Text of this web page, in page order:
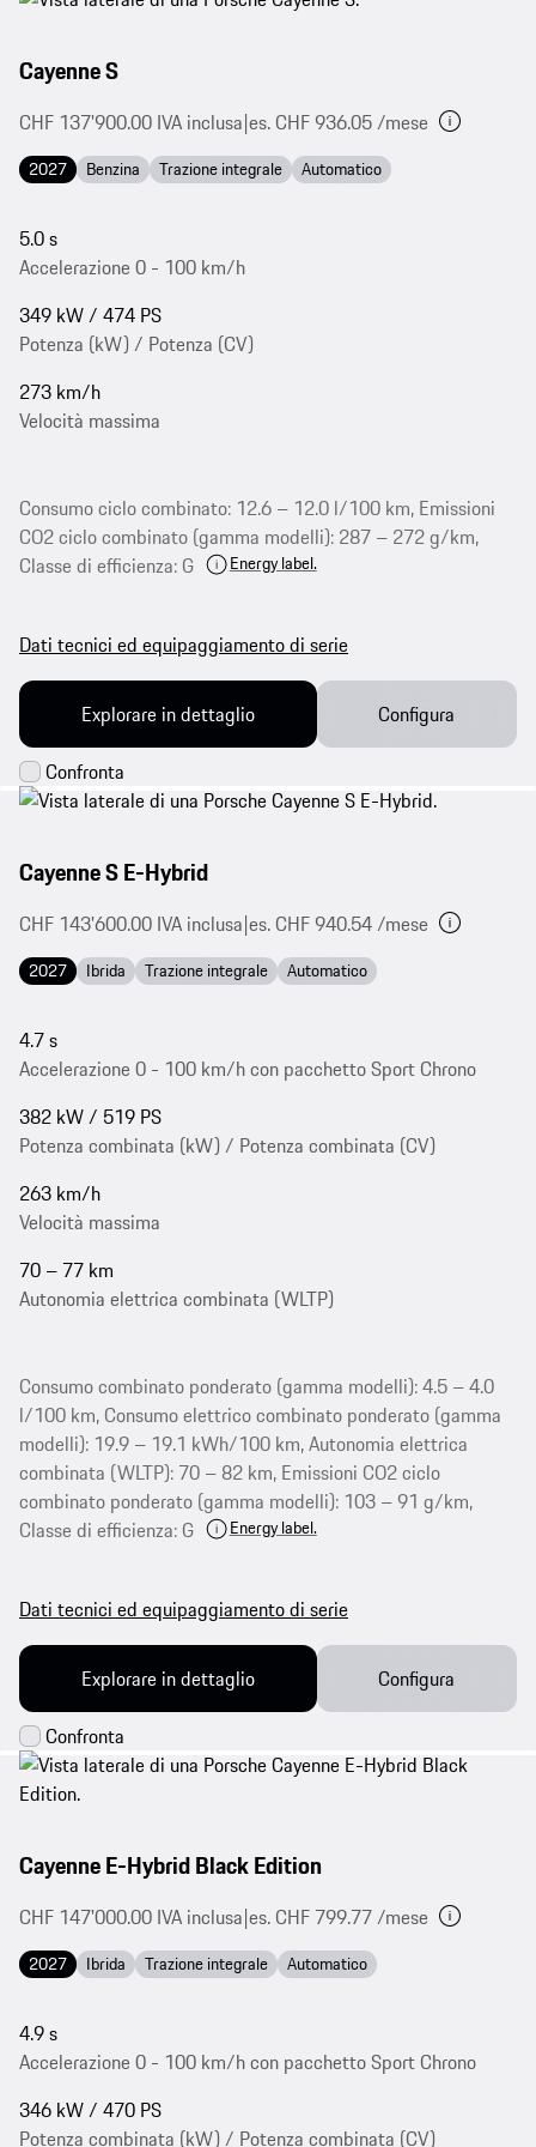
Cayenne S
CHF 137'900.00 IVA inclusa|es. CHF 936.05 /mese
2027 Benzina Trazione integrale Automatico
5.0 s
Accelerazione 0 - 100 km/h
349 kW / 474 PS
Potenza (kW) / Potenza (CV)
273 km/h
Velocità massima
Consumo ciclo combinato: 12.6 – 12.0 l/100 km, Emissioni
CO2 ciclo combinato (gamma modelli): 287 – 272 g/km,
Classe di efficienza: G
Energy label.
Cayenne S E-Hybrid
CHF 143'600.00 IVA inclusa|es. CHF 940.54 /mese
2027 Ibrida Trazione integrale Automatico
4.7 s
Accelerazione 0 - 100 km/h con pacchetto Sport Chrono
382 kW / 519 PS
Potenza combinata (kW) / Potenza combinata (CV)
263 km/h
Velocità massima
70 – 77 km
Autonomia elettrica combinata (WLTP)
Consumo combinato ponderato (gamma modelli): 4.5 – 4.0
l/100 km, Consumo elettrico combinato ponderato (gamma
modelli): 19.9 – 19.1 kWh/100 km, Autonomia elettrica
combinata (WLTP): 70 – 82 km, Emissioni CO2 ciclo
combinato ponderato (gamma modelli): 103 – 91 g/km,
Classe di efficienza: G
Energy label.
Dati tecnici ed equipaggiamento di serie
Explorare in dettaglio Configura
Cayenne E-Hybrid Black Edition
CHF 147'000.00 IVA inclusa|es. CHF 799.77 /mese
2027 Ibrida Trazione integrale Automatico
4.9 s
Accelerazione 0 - 100 km/h con pacchetto Sport Chrono
346 kW / 470 PS
Potenza combinata (kW) / Potenza combinata (CV)
Dati tecnici ed equipaggiamento di serie
Explorare in dettaglio Configura